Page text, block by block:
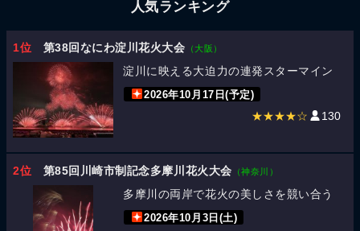
人気ランキング
1位 第38回なにわ淀川花火大会 （大阪）
淀川に映える大迫力の連発スターマイン
2026年10月17日(予定)
★★★★☆ 130
2位 第85回川崎市制記念多摩川花火大会 （神奈川）
多摩川の両岸で花火の美しさを競い合う
2026年10月3日(土)